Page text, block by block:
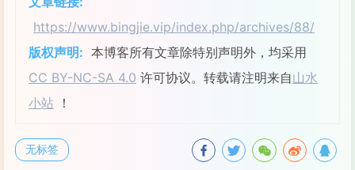
https://www.bingjie.vip/index.php/archives/88/
版权声明: 本博客所有文章除特别声明外，均采用
CC BY-NC-SA 4.0 许可协议。转载请注明来自山水
小站 ！
无标签